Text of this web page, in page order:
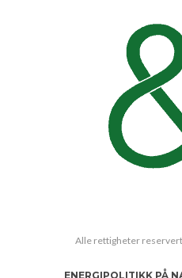
Alle rettigheter
ENERGIPOLITIKK PÅ